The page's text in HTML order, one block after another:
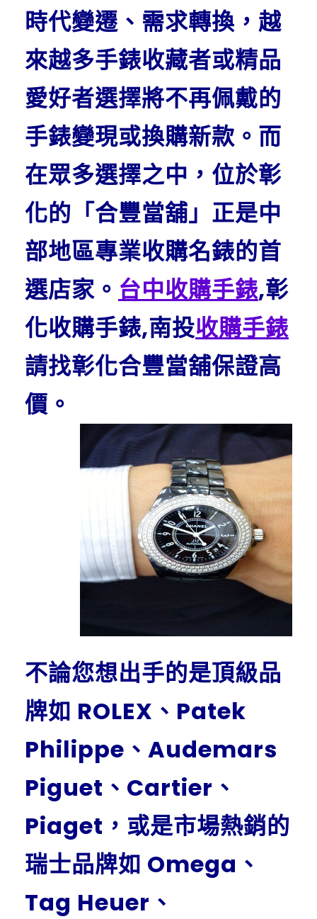
時代變遷、需求轉換，越
來越多手錶收藏者或精品
愛好者選擇將不再佩戴的
手錶變現或換購新款。而
在眾多選擇之中，位於彰
化的「合豐當舖」正是中
部地區專業收購名錶的首
選店家。 台中收購手錶,彰
化收購手錶,南投收購手錶
請找彰化合豐當舖保證高
價 。
不論您想出手的是頂級品
牌如 ROLEX、Patek
Philippe、Audemars
Piguet、Cartier、
Piaget，或是市場熱銷的
瑞士品牌如 Omega、
Tag Heuer、